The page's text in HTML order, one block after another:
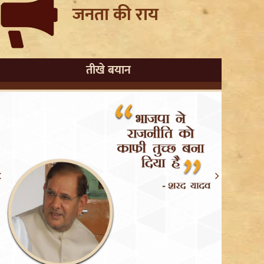
जनता की राय
तीखे बयान